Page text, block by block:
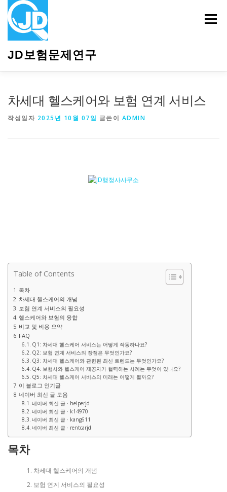
JD보험문제연구
메뉴
차세대 헬스케어와 보험 연계 서비스
작성일자 2025년 10월 07일 글쓴이 ADMIN
Table of Contents
목차
차세대 헬스케어의 개념
보험 연계 서비스의 필요성
헬스케어와 보험의 융합
비교 및 비용 요약
FAQ
Q1: 차세대 헬스케어 서비스는 어떻게 작동하나요?
Q2: 보험 연계 서비스의 장점은 무엇인가요?
Q3: 차세대 헬스케어와 관련된 최신 트렌드는 무엇인가요?
Q4: 보험사와 헬스케어 제공자가 협력하는 사례는 무엇이 있나요?
Q5: 차세대 헬스케어 서비스의 미래는 어떻게 될까요?
이 블로그 인기글
네이버 최신 글 모음
네이버 최신 글 · helperjd
네이버 최신 글 · k14970
네이버 최신 글 · kang611
네이버 최신 글 · rentcarjd
목차
차세대 헬스케어의 개념
보험 연계 서비스의 필요성